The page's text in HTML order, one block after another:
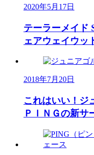
2020年5月17日
テーラーメイド
ェアウェイウッ
2018年7月20日
これはいい！ジ
ＰＩＮＧの新サ